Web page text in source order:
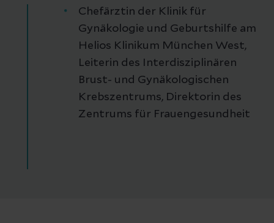
Chefärztin der Klinik für
Gynäkologie und Geburtshilfe am
Helios Klinikum München West,
Leiterin des Interdisziplinären
Brust- und Gynäkologischen
Krebszentrums, Direktorin des
Zentrums für Frauengesundheit